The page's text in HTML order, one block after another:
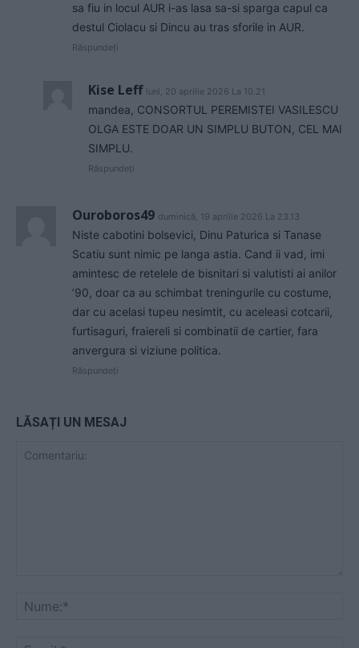
sa fiu in locul AUR i-as lasa sa-si sparga capul ca
destul Ciolacu si Dincu au tras sforile in AUR.
Răspundeți
Kise Leff luni, 20 aprilie 2026 La 10.21
mandea, CONSORTUL PEREMISTEI VASILESCU
OLGA ESTE DOAR UN SIMPLU BUTON, CEL MAI
SIMPLU.
Răspundeți
Ouroboros49 duminică, 19 aprilie 2026 La 23.13
Niste cabotini bolsevici, Dinu Paturica si Tanase
Scatiu sunt nimic pe langa astia. Cand ii vad, imi
amintesc de retelele de bisnitari si valutisti ai anilor
’90, doar ca au schimbat treningurile cu costume,
dar cu acelasi tupeu nesimtit, cu aceleasi cotcarii,
furtisaguri, fraiereli si combinatii de cartier, fara
anvergura si viziune politica.
Răspundeți
LĂSAȚI UN MESAJ